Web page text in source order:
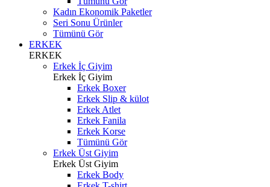
Kadın Ekonomik Paketler
Seri Sonu Ürünler
Tümünü Gör
ERKEK
ERKEK
Erkek İç Giyim
Erkek İç Giyim
Erkek Boxer
Erkek Slip & külot
Erkek Atlet
Erkek Fanila
Erkek Korse
Tümünü Gör
Erkek Üst Giyim
Erkek Üst Giyim
Erkek Body